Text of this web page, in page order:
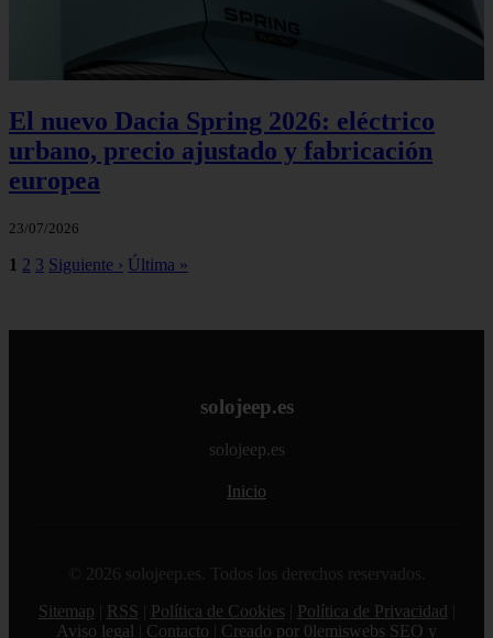
El nuevo Dacia Spring 2026: eléctrico
urbano, precio ajustado y fabricación
europea
23/07/2026
1 2 3 Siguiente › Última »
solojeep.es
solojeep.es
Inicio
© 2026 solojeep.es. Todos los derechos reservados.
Sitemap
RSS Política de Cookies Política de Privacidad
Aviso legal
Contacto Creado por 0lemiswebs SEO y